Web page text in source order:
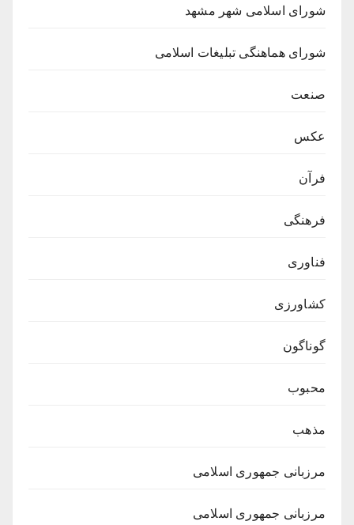
شورای اسلامی شهر مشهد
شورای هماهنگی تبلیغات اسلامی
صنعت
عکس
فرآن
فرهنگی
فناوری
کشاورزی
گوناگون
محبوب
مذهب
مرزبانی جمهوری اسلامی
مرزبانی جمهوری اسلامی